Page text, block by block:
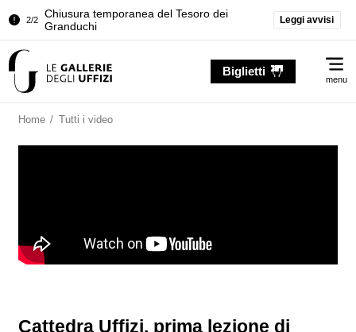
2/2
Chiusura temporanea del Tesoro dei
Granduchi
Sala dell'Iliade
Granduchi
Leggi avvisi
Biglietti
menu
Home / Tutti i video
Cattedra Uffizi, prima lezione di